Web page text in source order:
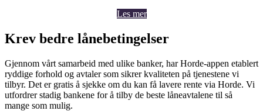
Les mer
Krev bedre lånebetingelser
Gjennom vårt samarbeid med ulike banker, har Horde-appen etablert
ryddige forhold og avtaler som sikrer kvaliteten på tjenestene vi
tilbyr. Det er gratis å sjekke om du kan få lavere rente via Horde. Vi
utfordrer stadig bankene for å tilby de beste låneavtalene til så
mange som mulig.